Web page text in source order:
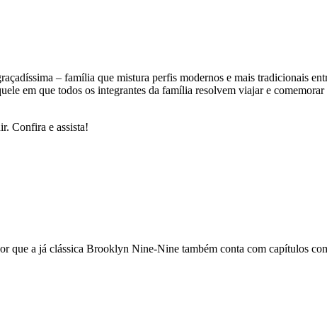
– família que mistura perfis modernos e mais tradicionais
em que todos os integrantes da família resolvem viajar e
Confira e assista!
que a já clássica Brooklyn Nine-Nine também conta com capítulos